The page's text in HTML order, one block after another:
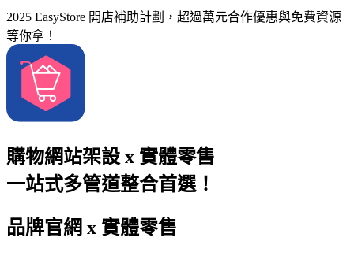
2025 EasyStore 開店補助計劃，超過萬元合作優惠與免費資源
等你拿！
購物網站架設 x 實體零售
一站式多管道整合首選！
品牌官網 x 實體零售